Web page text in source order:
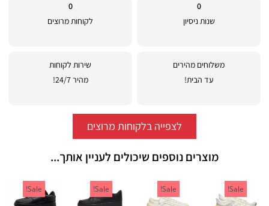
0
שנות ניסיון
0
לקוחות מרוצים
משלוחים מהירים
עד הבית!
שירות לקוחות
מהיר 24/7!
לצפייה בלקוחות מרוצים
מוצרים נוספים שיכולים לעניין אותך...
Sale!
Sale!
Sale!
Sale!